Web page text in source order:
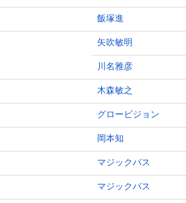
飯塚進
矢吹敏明
川名雅彦
木森敏之
グロービジョン
岡本知
マジックバス
マジックバス